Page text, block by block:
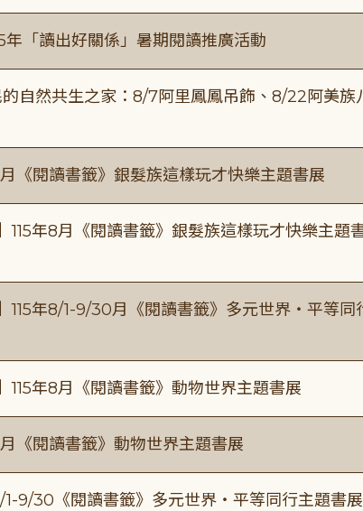
年「讀出好關係」暑期閱讀推廣活動
的自然共生之家：8/7阿里鳳鳳吊飾、8/22阿美族
月《閱讀書籤》銀髮族這樣玩才快樂主題書展
115年8月《閱讀書籤》銀髮族這樣玩才快樂主題
115年8/1-9/30月《閱讀書籤》多元世界・平等同
115年8月《閱讀書籤》動物世界主題書展
月《閱讀書籤》動物世界主題書展
1-9/30《閱讀書籤》多元世界・平等同行主題書展